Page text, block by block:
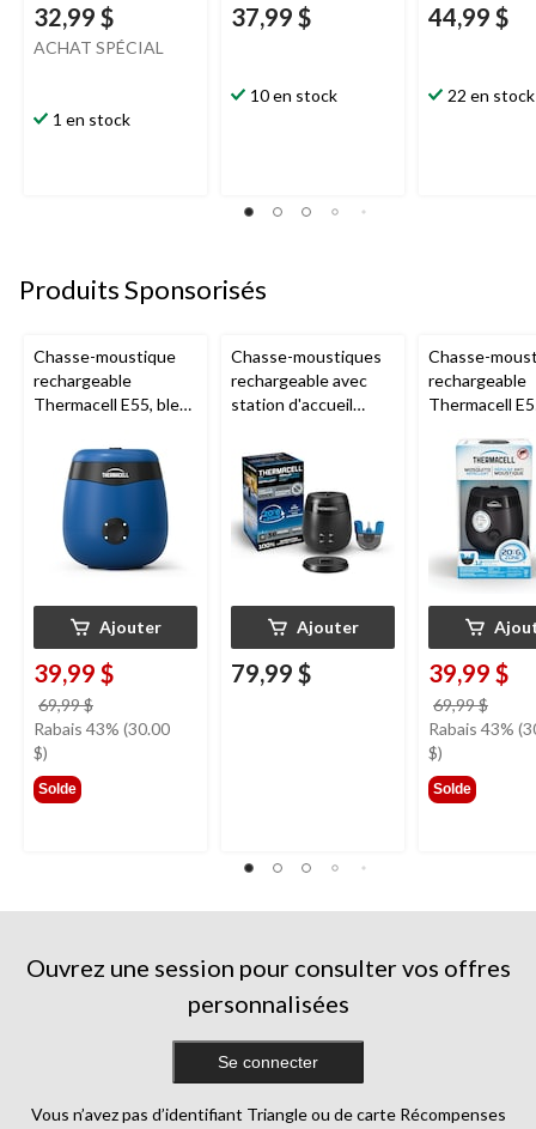
32,99 $
ACHAT SPÉCIAL
1 en stock
37,99 $
10 en stock
44,99 $
22 en stock
Produits Sponsorisés
Chasse-moustique
rechargeable
Thermacell E55, bleu
Ajouter
39,99 $
69,99 $
était
Rabais 43% (30.00
$)
Solde
Chasse-moustiques
rechargeable avec
station d'accueil
charbon
Ajouter
79,99 $
Chasse-
rechargeable
Thermacell
39,99 $
69,99 $
était
Rabais 43%
$)
Solde
Ouvrez une session pour consulter vos offres
personnalisées
Se connecter
Vous n’avez pas d’identifiant Triangle ou de carte Récompenses